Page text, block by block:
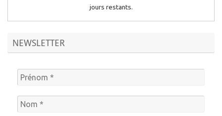
jours restants.
NEWSLETTER